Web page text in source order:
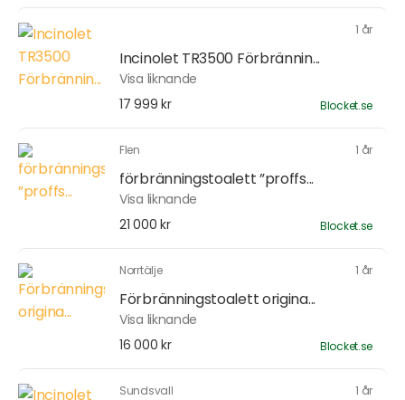
1 år
Incinolet TR3500 Förbrännin...
Visa liknande
17 999 kr
Blocket.se
Flen 1 år
förbränningstoalett ”proffs...
Visa liknande
21 000 kr
Blocket.se
Norrtälje 1 år
Förbränningstoalett origina...
Visa liknande
16 000 kr
Blocket.se
Sundsvall 1 år